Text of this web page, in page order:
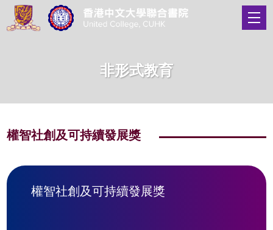
非形式教育
權智社創及可持續發展獎
權智社創及可持續發展獎